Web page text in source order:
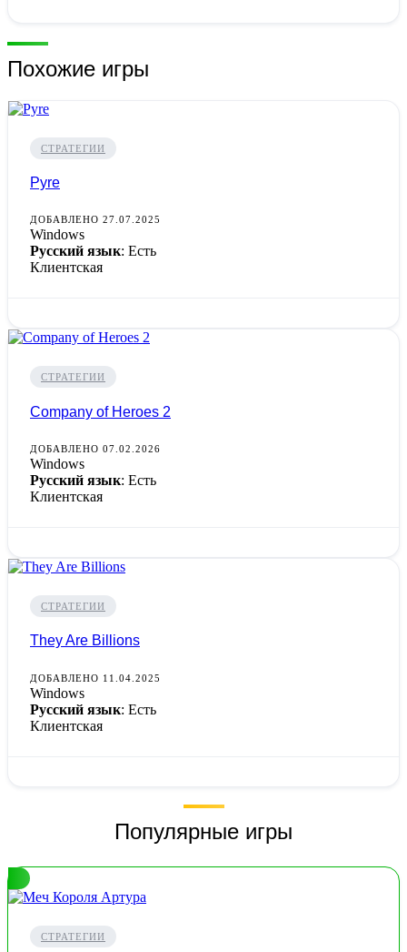
Похожие игры
СТРАТЕГИИ
Pyre
ДОБАВЛЕНО 27.07.2025
Windows
Русский язык: Есть
Клиентская
СТРАТЕГИИ
Company of Heroes 2
ДОБАВЛЕНО 07.02.2026
Windows
Русский язык: Есть
Клиентская
СТРАТЕГИИ
They Are Billions
ДОБАВЛЕНО 11.04.2025
Windows
Русский язык: Есть
Клиентская
Популярные игры
СТРАТЕГИИ